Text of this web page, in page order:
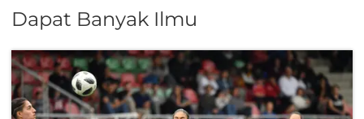
Dapat Banyak Ilmu